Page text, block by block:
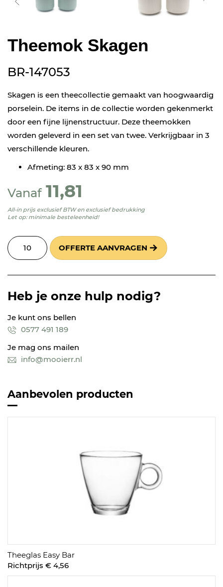
Theemok Skagen
BR-147053
Skagen is een theecollectie gemaakt van hoogwaardig
porselein. De items in de collectie worden gekenmerkt
door een fijne lijnenstructuur. Deze theemokken
worden geleverd in een set van twee. Verkrijgbaar in 3
verschillende kleuren.
Afmeting: 83 x 83 x 90 mm
Vanaf 11,81
All-in prijs exclusief BTW en exclusief bedrukking
Let op: minimale besteleenheid!
OFFERTE AANVRAGEN
Heb je onze hulp nodig?
Je kunt ons bellen
0577 491 189
Je mag ons mailen
info@mooierr.nl
Aanbevolen producten
Theeglas Easy Bar
Richtprijs € 4,56